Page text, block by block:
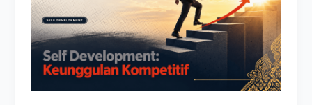
Kompetitif
yang
Tak
Bisa
Ditiru